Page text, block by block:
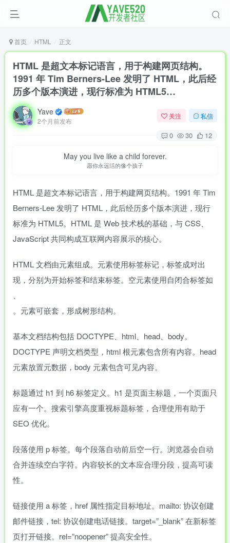
首页 HTML 正文
HTML 是超文本标记语言，用于构建网页结构。
1991 年 Tim Berners-Lee 发明了 HTML，此后经
历多个版本演进，现行标准为 HTML5…
Yave
2个月前发布
关注 私信
0 30 12
May you live like a child forever.
愿你永远活的像个孩子
HTML 是超文本标记语言，用于构建网页结构。1991 年 Tim
Berners-Lee 发明了 HTML，此后经历多个版本演进，现行
标准为 HTML5。HTML 是 Web 技术栈的基础，与 CSS、
JavaScript 共同构成互联网内容展示的核心。
HTML 文档由元素组成。元素使用标签标记，标签成对出
现，分别为开始标签和结束标签。空元素使用自闭合标签如
。元素可嵌套，形成树形结构。
基本文档结构包括 DOCTYPE、html、head、body。
DOCTYPE 声明文档类型，html 根元素包含所有内容。head
元素放置元数据，body 元素包含可见内容。
标题通过 h1 到 h6 标签定义。h1 是页面主标题，一个页面只
应有一个。搜索引擎高度重视标题标签，合理使用有助于
SEO 优化。
段落使用 p 标签。每个段落自动前后空一行。浏览器会自动
合并连续空白字符。内容较长的文本应合理分段，提高可读
性。
链接使用 a 标签，href 属性指定目标地址。mailto: 协议创建
邮件链接，tel: 协议创建电话链接。target=”_blank” 在新标签
页打开链接。rel=”noopener” 提高安全性。